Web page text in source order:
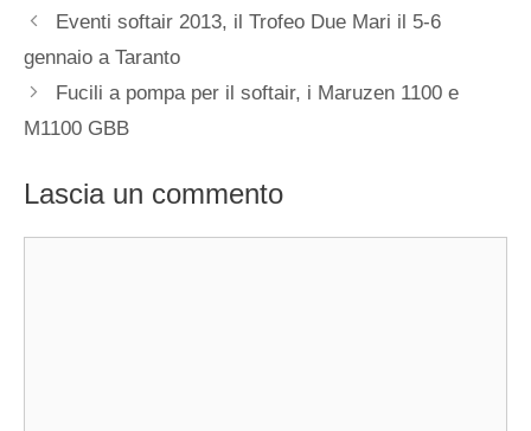
Eventi softair 2013, il Trofeo Due Mari il 5-6
gennaio a Taranto
Fucili a pompa per il softair, i Maruzen 1100 e
M1100 GBB
Lascia un commento